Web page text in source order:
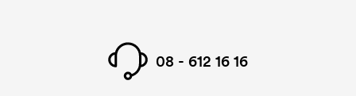
08 - 612 16 16